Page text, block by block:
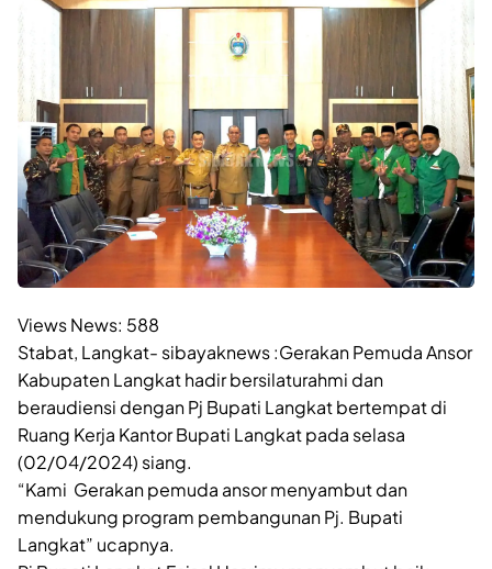
Views News: 588
Stabat, Langkat- sibayaknews :Gerakan Pemuda Ansor
Kabupaten Langkat hadir bersilaturahmi dan
beraudiensi dengan Pj Bupati Langkat bertempat di
Ruang Kerja Kantor Bupati Langkat pada selasa
(02/04/2024) siang.
“Kami Gerakan pemuda ansor menyambut dan
mendukung program pembangunan Pj. Bupati
Langkat” ucapnya.